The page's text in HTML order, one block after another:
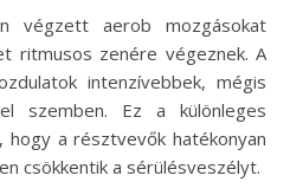
végzett aerob mozgásokat
ritmusos zenére végeznek. A
intenzívebbek, mégis
szemben. Ez a különleges
hogy a résztvevők hatékonyan
csökkentik a sérülésveszélyt.